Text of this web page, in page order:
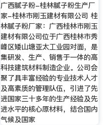
广西腻子粉-桂林腻子粉生产厂
家-桂林市刚玉建材有限公司 桂
林腻子粉厂家：广西桂林市刚玉
建材有限公司位于广西桂林市秀
峰区矮山塘亚太工业园对面，是
集研发、生产、销售于一体的高
科技建筑材料制造企业。公司会
聚了具丰富经验的专业技术人才
及高素质的管理队伍，引进了先
进国家三十多年的生产经验及先
进水平的核心原材料，结合国内
气候及国家